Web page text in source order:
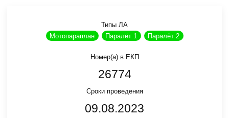
Типы ЛА
Мотопараплан
Паралёт 1 Паралёт 2
Номер(а) в ЕКП
26774
Сроки проведения
09.08.2023